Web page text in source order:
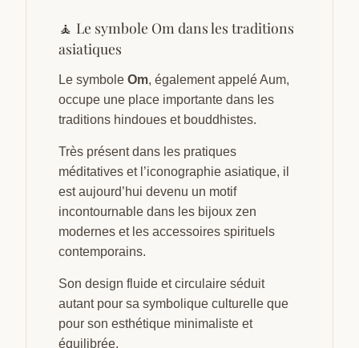
🧘 Le symbole Om dans les traditions
asiatiques
Le symbole Om, également appelé Aum,
occupe une place importante dans les
traditions hindoues et bouddhistes.
Très présent dans les pratiques
méditatives et l’iconographie asiatique, il
est aujourd’hui devenu un motif
incontournable dans les bijoux zen
modernes et les accessoires spirituels
contemporains.
Son design fluide et circulaire séduit
autant pour sa symbolique culturelle que
pour son esthétique minimaliste et
équilibrée.